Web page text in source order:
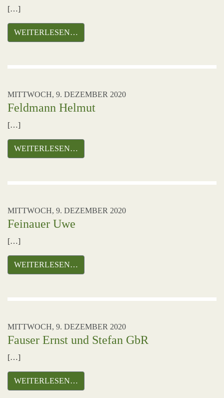
[…]
WEITERLESEN…
MITTWOCH, 9. DEZEMBER 2020
Feldmann Helmut
[…]
WEITERLESEN…
MITTWOCH, 9. DEZEMBER 2020
Feinauer Uwe
[…]
WEITERLESEN…
MITTWOCH, 9. DEZEMBER 2020
Fauser Ernst und Stefan GbR
[…]
WEITERLESEN…